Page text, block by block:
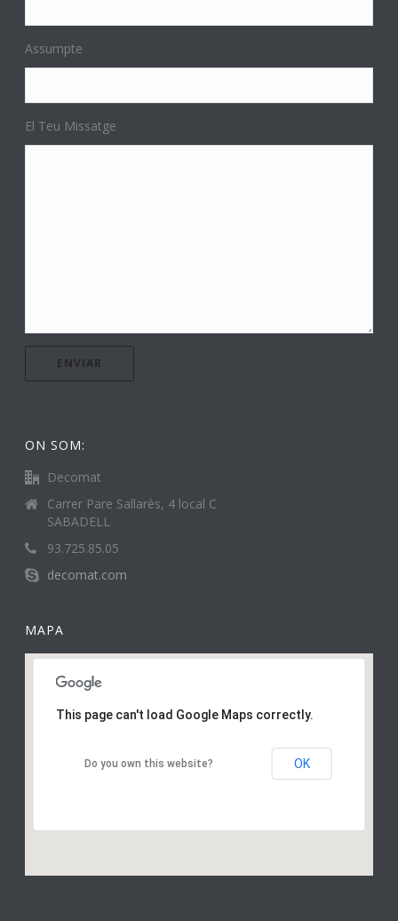
Assumpte
El Teu Missatge
ON SOM:
Decomat
Carrer Pare Sallarès, 4 local C
SABADELL
93.725.85.05
decomat.com
MAPA
This page can't load Google Maps correctly.
Do you own this website? OK